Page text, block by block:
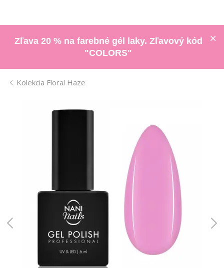
Zľava 20 % na farebné gél laky. Zľavový kód
"COLORS"
Kolekcia Floral Haze